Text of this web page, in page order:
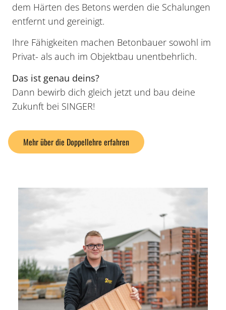
dem Härten des Betons werden die Schalungen
entfernt und gereinigt.
Ihre Fähigkeiten machen Betonbauer sowohl im
Privat- als auch im Objektbau unentbehrlich.
Das ist genau deins?
Dann bewirb dich gleich jetzt und bau deine
Zukunft bei SINGER!
Mehr über die Doppellehre erfahren